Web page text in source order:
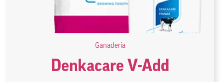
Ganadería
Denkacare V-Add